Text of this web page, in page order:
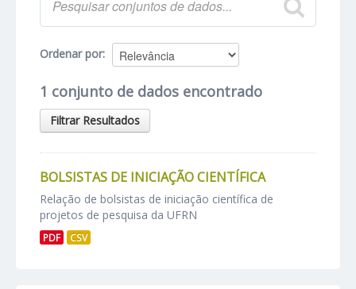
Ordenar por
1 conjunto de dados encontrado
Filtrar Resultados
BOLSISTAS DE INICIAÇÃO CIENTÍFICA
Relação de bolsistas de iniciação científica de
projetos de pesquisa da UFRN
PDF CSV